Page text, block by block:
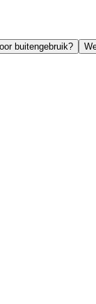
buitengebruik?